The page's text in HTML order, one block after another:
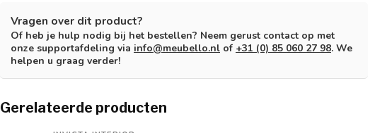
Vragen over dit product?
Of heb je hulp nodig bij het bestellen? Neem gerust contact op met
onze supportafdeling via info@meubello.nl of +31 (0) 85 060 27 98. We
helpen u graag verder!
Gerelateerde producten